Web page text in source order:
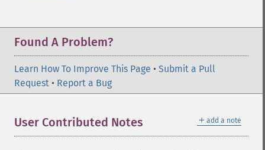
Found A Problem?
Learn How To Improve This Page • Submit a Pull
Request • Report a Bug
＋ add a note
User Contributed Notes